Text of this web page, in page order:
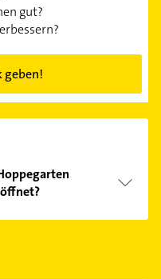
gut?
geben!
Öffnungszeiten.